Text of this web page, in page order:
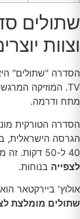
שתולים
וצוות
מתח ודרמה.
40 ל-50 דקות. זה מאפשר לצופים ליהנות
לצפייה בנוחות.
אולוץ' ביירקטאר
שתולים מומלצת